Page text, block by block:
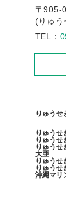
〒905-
(りゅう
TEL：
りゅうせ
りゅうせ
りゅうせ
りゅうせ
大亜
りゅうせ
りゅうせ
沖縄マリ